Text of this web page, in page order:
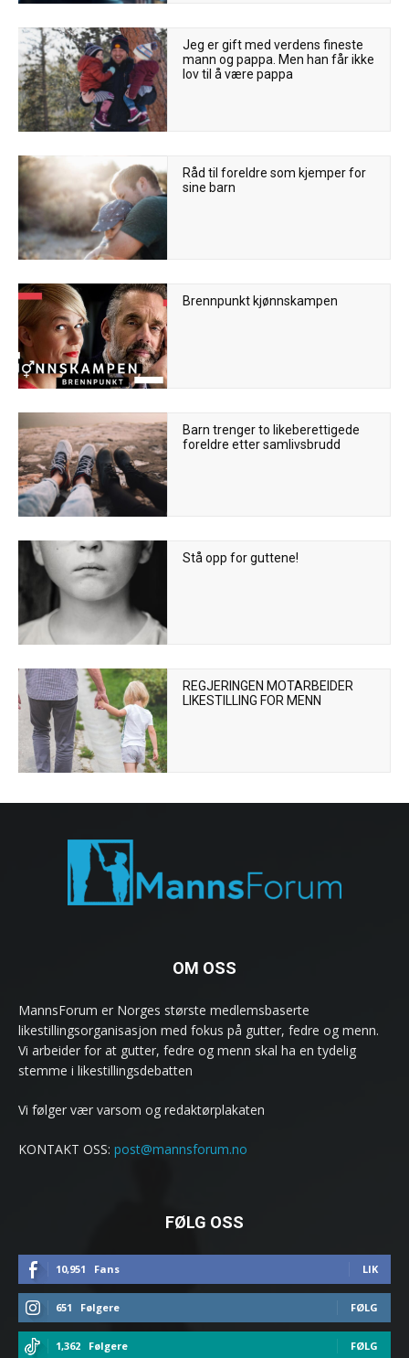
Jeg er gift med verdens fineste
mann og pappa. Men han får ikke
lov til å være pappa
Råd til foreldre som kjemper for
sine barn
Brennpunkt kjønnskampen
Barn trenger to likeberettigede
foreldre etter samlivsbrudd
Stå opp for guttene!
REGJERINGEN MOTARBEIDER
LIKESTILLING FOR MENN
OM OSS
MannsForum er Norges største medlemsbaserte
likestillingsorganisasjon med fokus på gutter, fedre og menn.
Vi arbeider for at gutter, fedre og menn skal ha en tydelig
stemme i likestillingsdebatten
Vi følger vær varsom og redaktørplakaten
KONTAKT OSS: post@mannsforum.no
FØLG OSS
10,951 Fans LIK
651 Følgere FØLG
1,362 Følgere FØLG